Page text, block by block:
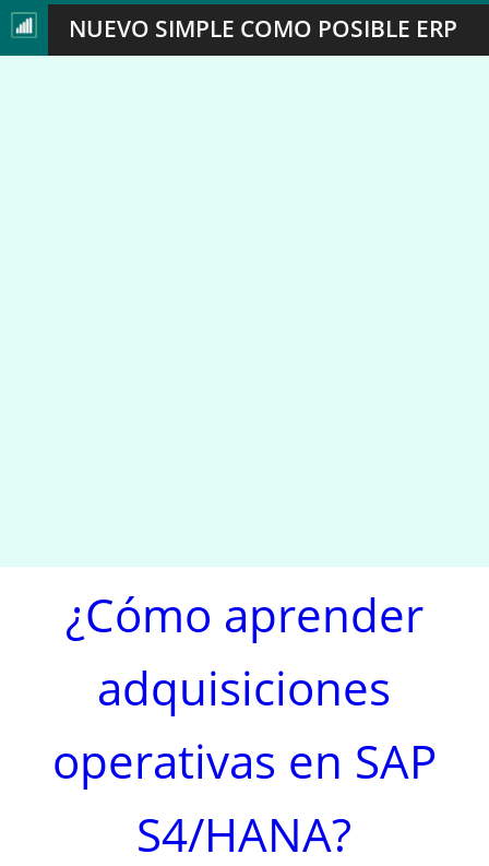
NUEVO SIMPLE COMO POSIBLE ERP
¿Cómo aprender
adquisiciones
operativas en SAP
S4/HANA?